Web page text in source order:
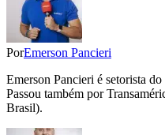
PorEmerson Pancieri
Emerson Pancieri é setorista
Passou também por
Brasil).